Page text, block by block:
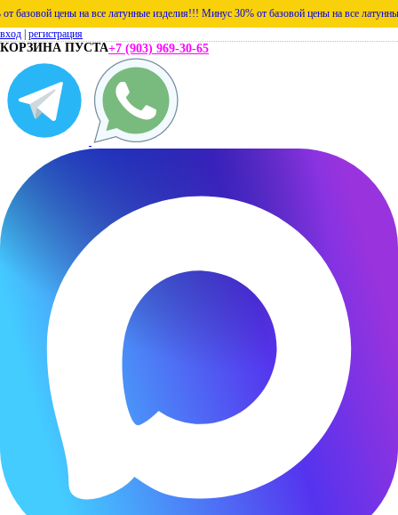
базовой цены на все латунные изделия!!! Минус 30% от базовой цены на все
вход регистрация
КОРЗИНА ПУСТА+7 (903) 969-30-65